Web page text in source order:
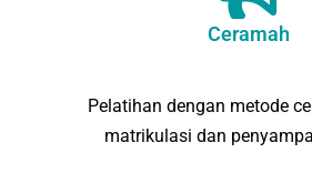
Ceramah
Pelatihan dengan metode
matrikulasi dan